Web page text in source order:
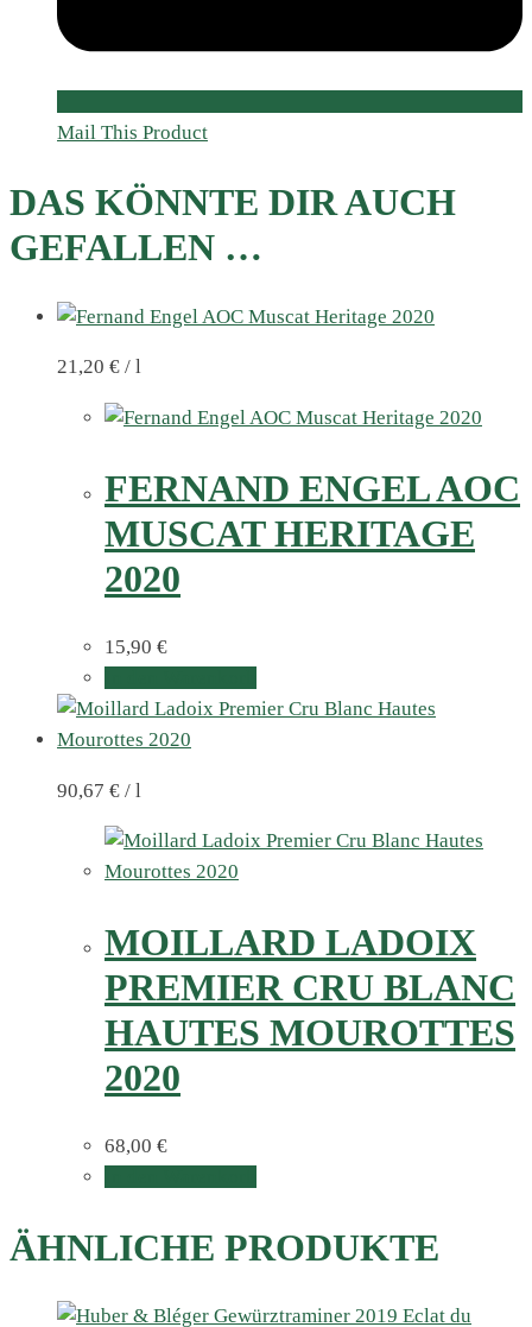
Mail This Product
DAS KÖNNTE DIR AUCH
GEFALLEN …
21,20 € / l
FERNAND ENGEL AOC
MUSCAT HERITAGE
2020
15,90 €
90,67 € / l
MOILLARD LADOIX
PREMIER CRU BLANC
HAUTES MOUROTTES
2020
68,00 €
ÄHNLICHE PRODUKTE